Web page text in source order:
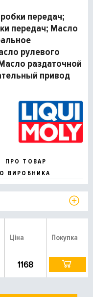
передач;
передач; Масло
рулевого
раздаточной
привод
ПРО ТОВАР
ВИРОБНИКА
Ціна Покупка
1168